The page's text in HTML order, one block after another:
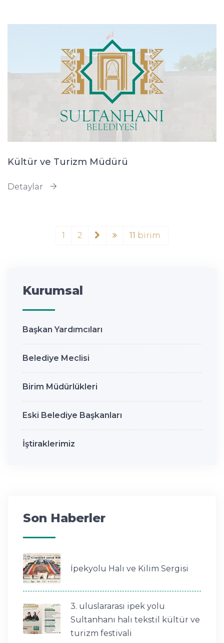
Kültür ve Turizm Müdürü
Detaylar
1 2 11 birim.
Kurumsal
Başkan Yardımcıları
Belediye Meclisi
Birim Müdürlükleri
Eski Belediye Başkanları
İştiraklerimiz
Son Haberler
İpekyolu Halı ve Kilim Sergisi
3. uluslararası ipek yolu
Sultanhanı halı tekstil kültür ve
turizm festivali